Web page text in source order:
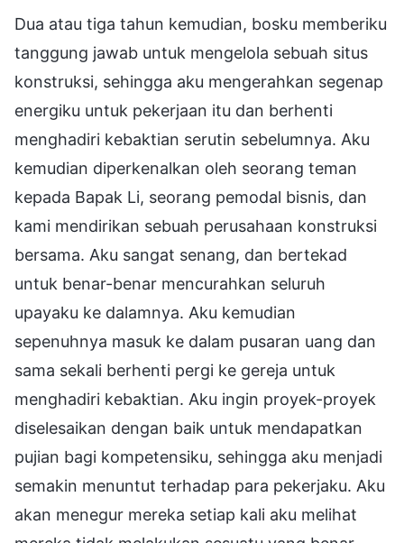
Dua atau tiga tahun kemudian, bosku memberiku
tanggung jawab untuk mengelola sebuah situs
konstruksi, sehingga aku mengerahkan segenap
energiku untuk pekerjaan itu dan berhenti
menghadiri kebaktian serutin sebelumnya. Aku
kemudian diperkenalkan oleh seorang teman
kepada Bapak Li, seorang pemodal bisnis, dan
kami mendirikan sebuah perusahaan konstruksi
bersama. Aku sangat senang, dan bertekad
untuk benar-benar mencurahkan seluruh
upayaku ke dalamnya. Aku kemudian
sepenuhnya masuk ke dalam pusaran uang dan
sama sekali berhenti pergi ke gereja untuk
menghadiri kebaktian. Aku ingin proyek-proyek
diselesaikan dengan baik untuk mendapatkan
pujian bagi kompetensiku, sehingga aku menjadi
semakin menuntut terhadap para pekerjaku. Aku
akan menegur mereka setiap kali aku melihat